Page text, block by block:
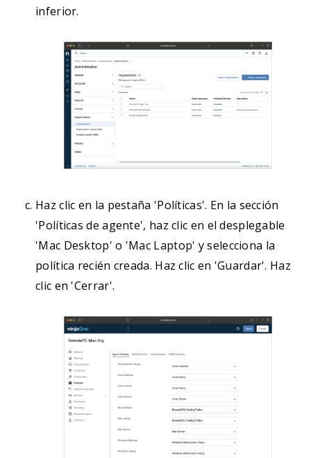
    <integer>1</integer>
    <key>Services</key>
    <dict>
        <key>ScreenCapture</key>
        <array>
            <dict>
                <key>Authorization</key>
                <key>Identifier</key>
                <key>Comment</key>
<string>Allow RemotePC Screen
            </dict>
        </array>
    </dict>
	</dict>
inferior.
Haz clic en la pestaña 'Políticas'. En la sección
'Políticas de agente', haz clic en el desplegable
'Mac Desktop' o 'Mac Laptop' y selecciona la
política recién creada. Haz clic en 'Guardar'. Haz
clic en 'Cerrar'.